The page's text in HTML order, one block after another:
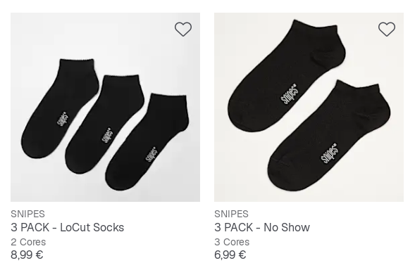
SNIPES
3 PACK - LoCut Socks
2 Cores
Preço
8,99 €
SNIPES
3 PACK - No Show
3 Cores
Preço
6,99 €